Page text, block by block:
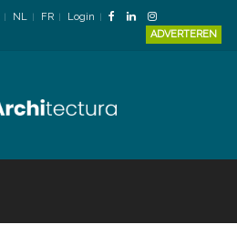
NL FR
Login
ADVERTEREN